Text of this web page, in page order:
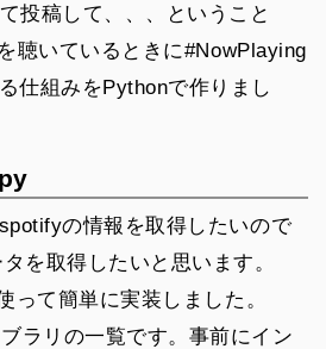
投稿して、、、ということ
聴いているときに#NowPlaying
仕組みをPythonで作りまし
の情報を取得したいので
を取得したいと思います。
って簡単に実装しました。
ラリの一覧です。事前にイン